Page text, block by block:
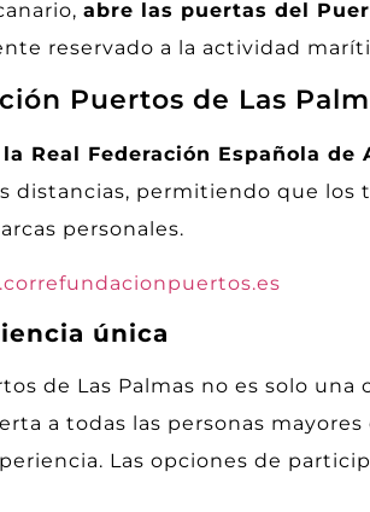
abre las puertas del
reservado a la actividad
Puertos de Las
Real Federación Española de
distancias, permitiendo que los
personales.
única
de Las Palmas no es solo una
a todas las personas mayores
Las opciones de